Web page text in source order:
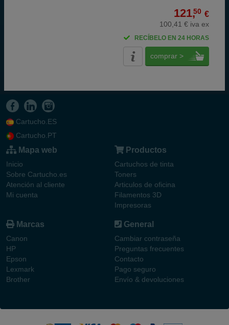
121,50 €
100,41 € iva ex
RECÍBELO EN 24 HORAS
comprar >
Cartucho.ES
Cartucho.PT
Mapa web
Inicio
Sobre Cartucho.es
Atención al cliente
Mi cuenta
Productos
Cartuchos de tinta
Toners
Articulos de oficina
Filamentos 3D
Impresoras
Marcas
Canon
HP
Epson
Lexmark
Brother
General
Cambiar contraseña
Preguntas frecuentes
Contacto
Pago seguro
Envío & devoluciones